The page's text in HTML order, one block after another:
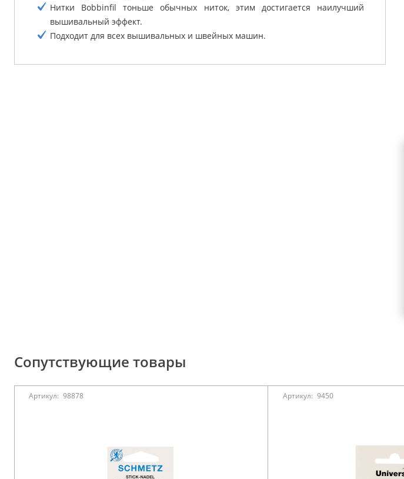
Нитки Bobbinfil тоньше обычных ниток, этим достигается наилучший
вышивальный эффект.
Подходит для всех вышивальных и швейных машин.
Сопутствующие товары
Артикул: 98878 Артикул: 9450